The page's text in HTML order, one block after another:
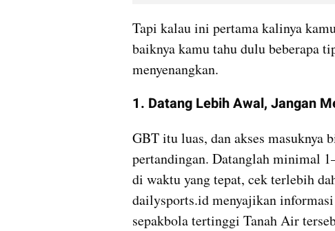
Tapi kalau ini pertama kalinya
baiknya kamu tahu dulu beberapa
menyenangkan.
1. Datang Lebih Awal, Jangan
GBT itu luas, dan akses masuknya
pertandingan. Datanglah minimal
di waktu yang tepat, cek terlebih
dailysports.id menyajikan
sepakbola tertinggi Tanah Air